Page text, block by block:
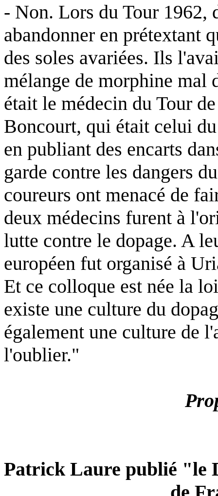
- Non. Lors du Tour 1962,
abandonner en prétextant
des soles avariées. Ils
mélange de morphine mal
était le médecin du Tour
Boncourt, qui était celui
en publiant des encarts
garde contre les dangers
coureurs ont menacé de
deux médecins furent à
lutte contre le dopage. A
européen fut organisé à
Et ce colloque est née la
existe une culture du
également une culture de
l'oublier."
Patrick Laure publié "le